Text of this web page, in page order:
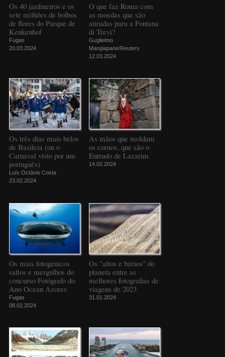
Os 40 jardineiros e os
sete milhões de bolbos
de flores do Parque de
Keukenhof
Fugas
20.03.2024
O que faz Roma com
as moedas que são
atiradas para a Fontana
di Trevi?
Guglielmo
Mangiapane/Reuters
12.03.2024
Os três dias mais belos
de Basileia (ou o
Carnaval visto por um
português)
Luís Octávio Costa
23.02.2024
As mãos que moldam
os cornos, que são o
Entrudo de Lazarim
14.02.2024
Os mais fotogénicos
saltos e mergulhos do
concurso Fotógrafo do
Ano Ocean Azores
Fugas
08.02.2024
Os "altos e baixos" do
planeta entre as
melhores fotografias de
viagens de 2023
31.01.2024